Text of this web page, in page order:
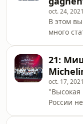
https://
-
oct. 24, 2021
В этом
много
сумме
текст:
paris.com/
gagnent-
21:
oct. 17, 2021
"Высокая
России